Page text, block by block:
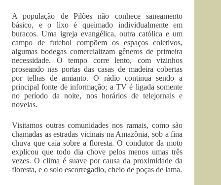
A população de Pilões não conhece saneamento
básico, e o lixo é queimado individualmente em
buracos. Uma igreja evangélica, outra católica e um
campo de futebol compõem os espaços coletivos,
algumas bodegas comercializam gêneros de primeira
necessidade. O tempo corre lento, com vizinhos
proseando nas portas das casas de madeira cobertas
por telhas de amianto. O rádio continua sendo a
principal fonte de informação; a TV é ligada somente
no período da noite, nos horários de telejornais e
novelas.
Visitamos outras comunidades nos ramais, como são
chamadas as estradas vicinais na Amazônia, sob a fina
chuva que caía sobre a floresta. O condutor da moto
explicou que todo dia chove pelos menos umas três
vezes. O clima é suave por causa da proximidade da
floresta, e o solo escorregadio, cheio de poças de lama.